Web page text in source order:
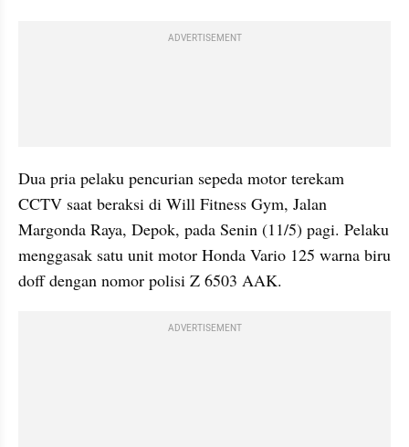
ADVERTISEMENT
Dua pria pelaku pencurian sepeda motor terekam
CCTV saat beraksi di Will Fitness Gym, Jalan
Margonda Raya, Depok, pada Senin (11/5) pagi. Pelaku
menggasak satu unit motor Honda Vario 125 warna biru
doff dengan nomor polisi Z 6503 AAK.
ADVERTISEMENT